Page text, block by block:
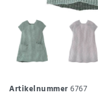
Artikelnummer6767